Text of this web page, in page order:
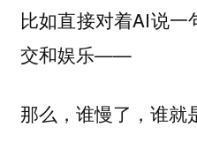
比如直接对着AI说
交和娱乐——
那么，谁慢了，谁就